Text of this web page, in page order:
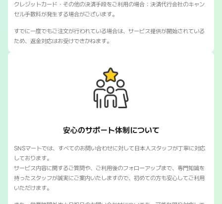
クレジットカード・その他の決済手段をご利用の場合：決済代行会社のキャン
セル手数料が発生する場合がございます。
すでに一度でもご注文が行われている場合は、サービス提供が開始されている
ため、返金対応はお受けできかねます。
SNSマートの安心のサポート体制について
安心のサポート体制について
SNSマートでは、すべてのお問い合わせに対して日本人スタッフが丁寧に対応
しております。
サービス内容に関するご質問や、ご利用後のフォローアップまで、専門知識を
持ったスタッフが誠実にご案内いたしますので、初めての方も安心してご利用
いただけます。